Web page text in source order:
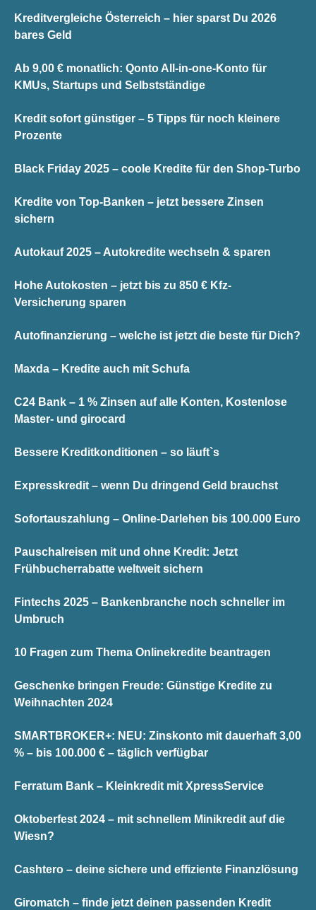
Kreditvergleiche Österreich – hier sparst Du 2026
bares Geld
Ab 9,00 € monatlich: Qonto All-in-one-Konto für
KMUs, Startups und Selbstständige
Kredit sofort günstiger – 5 Tipps für noch kleinere
Prozente
Black Friday 2025 – coole Kredite für den Shop-Turbo
Kredite von Top-Banken – jetzt bessere Zinsen
sichern
Autokauf 2025 – Autokredite wechseln & sparen
Hohe Autokosten – jetzt bis zu 850 € Kfz-
Versicherung sparen
Autofinanzierung – welche ist jetzt die beste für Dich?
Maxda – Kredite auch mit Schufa
C24 Bank – 1 % Zinsen auf alle Konten, Kostenlose
Master- und girocard
Bessere Kreditkonditionen – so läuft`s
Expresskredit – wenn Du dringend Geld brauchst
Sofortauszahlung – Online-Darlehen bis 100.000 Euro
Pauschalreisen mit und ohne Kredit: Jetzt
Frühbucherrabatte weltweit sichern
Fintechs 2025 – Bankenbranche noch schneller im
Umbruch
10 Fragen zum Thema Onlinekredite beantragen
Geschenke bringen Freude: Günstige Kredite zu
Weihnachten 2024
SMARTBROKER+: NEU: Zinskonto mit dauerhaft 3,00
% – bis 100.000 € – täglich verfügbar
Ferratum Bank – Kleinkredit mit XpressService
Oktoberfest 2024 – mit schnellem Minikredit auf die
Wiesn?
Cashtero – deine sichere und effiziente Finanzlösung
Giromatch – finde jetzt deinen passenden Kredit